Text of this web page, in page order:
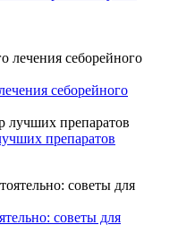
себорейного
препаратов
советы для